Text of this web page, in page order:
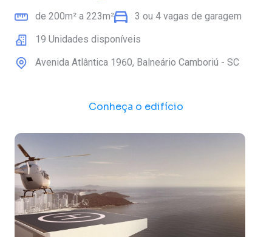
de 200m² a 223m² 3 ou 4 vagas de garagem
19 Unidades disponíveis
Avenida Atlântica 1960, Balneário Camboriú - SC
Conheça o edifício